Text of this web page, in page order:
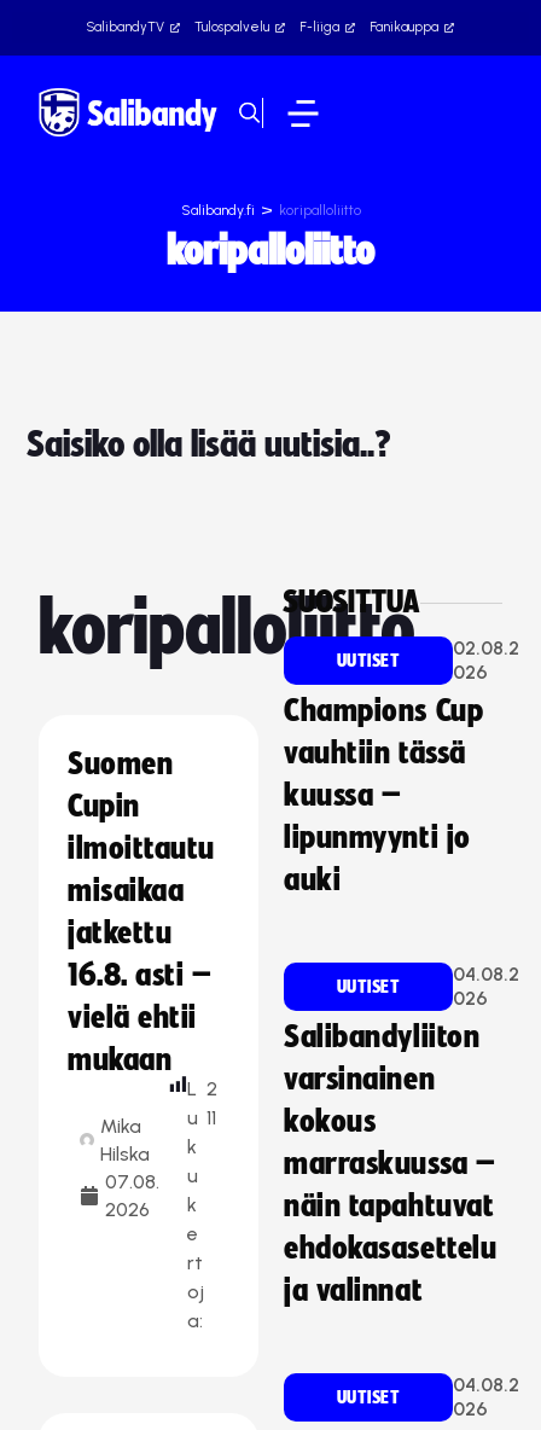
SalibandyTV Tulospalvelu F-liiga Fanikauppa
Salibandy.fi > koripalloliitto
koripalloliitto
Saisiko olla lisää uutisia..?
koripalloliitto
Suomen
Cupin
ilmoittautu
misaikaa
jatkettu
16.8. asti –
vielä ehtii
mukaan
Mika
Hilska
07.08.
2026
L
u
k
u
k
e
rt
oj
a:
2
11
SUOSITTUA
UUTISET
02.08.2
026
Champions Cup
vauhtiin tässä
kuussa –
lipunmyynti jo
auki
UUTISET
04.08.2
026
Salibandyliiton
varsinainen
kokous
marraskuussa –
näin tapahtuvat
ehdokasasettelu
ja valinnat
UUTISET
04.08.2
026